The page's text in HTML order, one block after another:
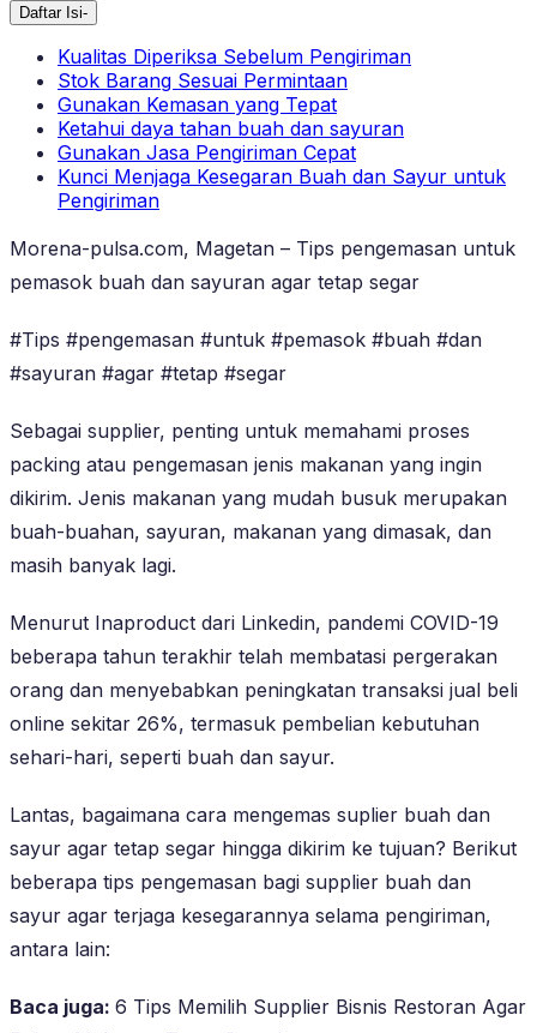
Daftar Isi-
Kualitas Diperiksa Sebelum Pengiriman
Stok Barang Sesuai Permintaan
Gunakan Kemasan yang Tepat
Ketahui daya tahan buah dan sayuran
Gunakan Jasa Pengiriman Cepat
Kunci Menjaga Kesegaran Buah dan Sayur untuk
Pengiriman
Morena-pulsa.com, Magetan – Tips pengemasan untuk
pemasok buah dan sayuran agar tetap segar
#Tips #pengemasan #untuk #pemasok #buah #dan
#sayuran #agar #tetap #segar
Sebagai supplier, penting untuk memahami proses
packing atau pengemasan jenis makanan yang ingin
dikirim. Jenis makanan yang mudah busuk merupakan
buah-buahan, sayuran, makanan yang dimasak, dan
masih banyak lagi.
Menurut Inaproduct dari Linkedin, pandemi COVID-19
beberapa tahun terakhir telah membatasi pergerakan
orang dan menyebabkan peningkatan transaksi jual beli
online sekitar 26%, termasuk pembelian kebutuhan
sehari-hari, seperti buah dan sayur.
Lantas, bagaimana cara mengemas suplier buah dan
sayur agar tetap segar hingga dikirim ke tujuan? Berikut
beberapa tips pengemasan bagi supplier buah dan
sayur agar terjaga kesegarannya selama pengiriman,
antara lain:
Baca juga: 6 Tips Memilih Supplier Bisnis Restoran Agar